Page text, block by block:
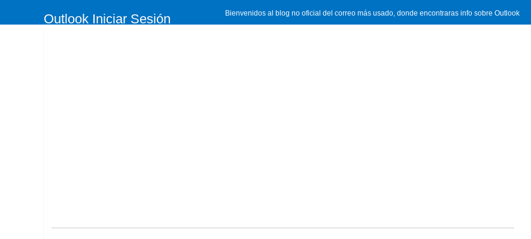
Bienvenidos al blog no oficial del correo más usado, donde encontraras info sobre Outlook
Outlook Iniciar Sesión